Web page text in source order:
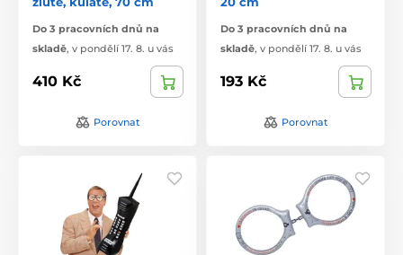
Do 3 pracovních dnů na
skladě, v pondělí 17. 8. u vás
410 Kč
Porovnat
Do 3 pracovních dnů na
skladě, v pondělí 17. 8. u vás
193 Kč
Porovnat